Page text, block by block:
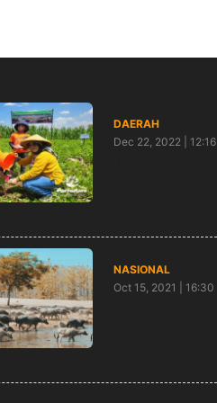
DAERAH
Dec 22, 2022 | 12:16
NASIONAL
Oct 15, 2021 | 16:30